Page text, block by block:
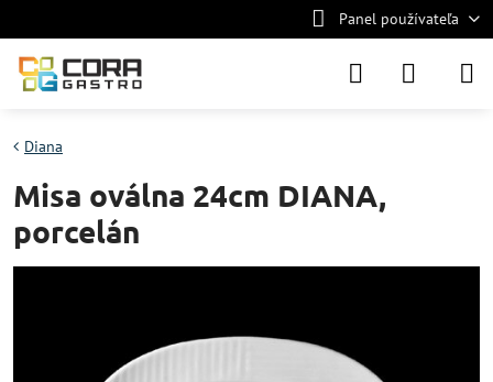
Panel používateľa
Diana
Misa oválna 24cm DIANA,
porcelán